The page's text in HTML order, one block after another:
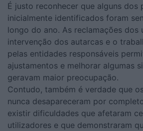
É justo reconhecer que alguns dos
inicialmente identificados foram
longo do ano. As reclamações dos
intervenção dos autarcas e o
pelas entidades responsáveis
ajustamentos e melhorar algumas
geravam maior preocupação.
Contudo, também é verdade que
nunca desapareceram por
existir dificuldades que afetaram
utilizadores e que demonstraram